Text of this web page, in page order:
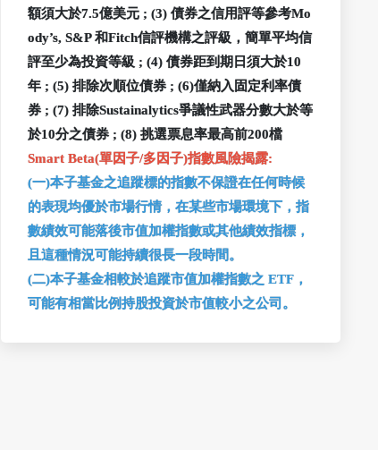
額須大於7.5億美元 ; (3) 債券之信用評等參考Mo
ody’s, S&P 和Fitch信評機構之評級，簡單平均信
評至少為投資等級 ; (4) 債券距到期日須大於10
年 ; (5) 排除次順位債券 ; (6)僅納入固定利率債
券 ; (7) 排除Sustainalytics爭議性武器分數大於等
於10分之債券 ; (8) 挑選票息率最高前200檔
Smart Beta(單因子/多因子)指數風險揭露:
(一)本子基金之追蹤標的指數不保證在任何時候
的表現均優於市場行情，在某些市場環境下，指
數績效可能落後市值加權指數或其他績效指標，
且這種情況可能持續很長一段時間。
(二)本子基金相較於追蹤市值加權指數之 ETF，
可能有相當比例持股投資於市值較小之公司。